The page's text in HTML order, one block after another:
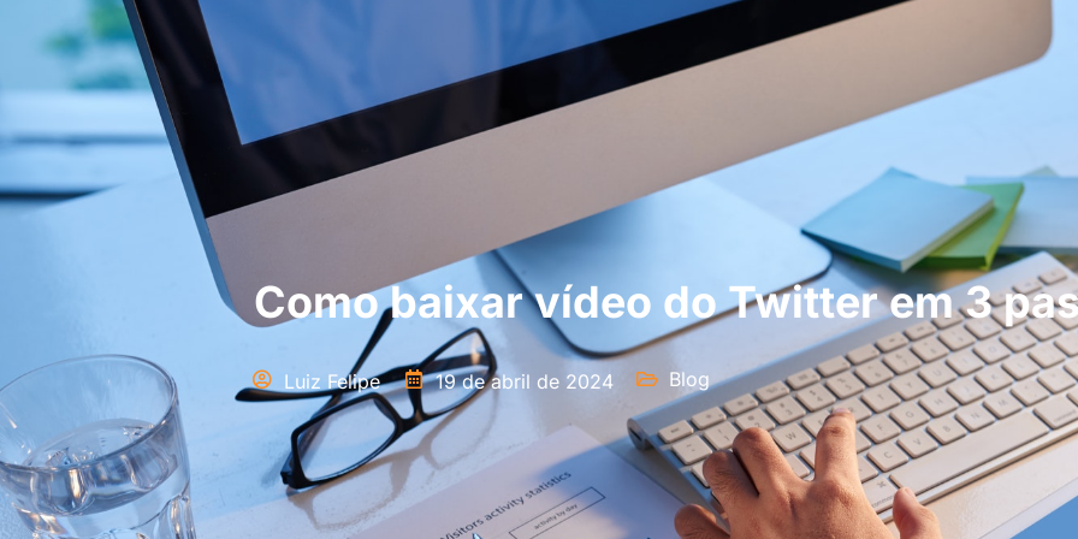
Como baixar vídeo do Twitter em 3
Luiz Felipe 19 de abril de 2024 Blog